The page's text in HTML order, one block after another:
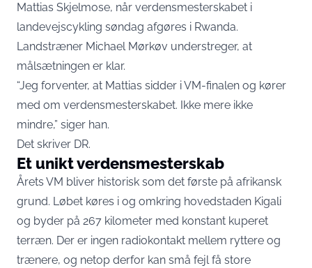
Mattias Skjelmose, når verdensmesterskabet i
landevejscykling søndag afgøres i Rwanda.
Landstræner Michael Mørkøv understreger, at
målsætningen er klar.
“Jeg forventer, at Mattias sidder i VM-finalen og kører
med om verdensmesterskabet. Ikke mere ikke
mindre,” siger han.
Det skriver DR.
Et unikt verdensmesterskab
Årets VM bliver historisk som det første på afrikansk
grund. Løbet køres i og omkring hovedstaden Kigali
og byder på 267 kilometer med konstant kuperet
terræn. Der er ingen radiokontakt mellem ryttere og
trænere, og netop derfor kan små fejl få store